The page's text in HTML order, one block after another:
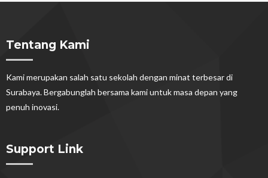
Tentang Kami
Kami merupakan salah satu sekolah dengan minat terbesar di
Surabaya. Bergabunglah bersama kami untuk masa depan yang
penuh inovasi.
Support Link